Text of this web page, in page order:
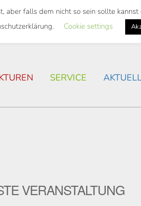
SERVICE
VERANSTALTUNG
falls dem nicht so sein sollte
Cookie settings